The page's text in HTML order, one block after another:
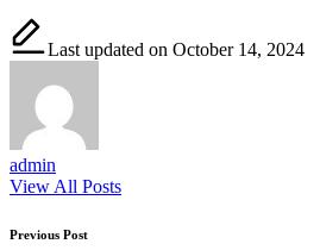
Last updated on October 14, 2024
admin
View All Posts
Post
Previous Post